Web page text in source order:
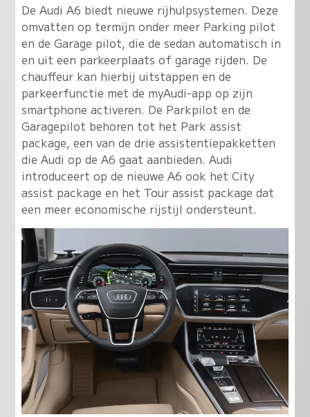
De Audi A6 biedt nieuwe rijhulpsystemen. Deze
omvatten op termijn onder meer Parking pilot
en de Garage pilot, die de sedan automatisch in
en uit een parkeerplaats of garage rijden. De
chauffeur kan hierbij uitstappen en de
parkeerfunctie met de myAudi-app op zijn
smartphone activeren. De Parkpilot en de
Garagepilot behoren tot het Park assist
package, een van de drie assistentiepakketten
die Audi op de A6 gaat aanbieden. Audi
introduceert op de nieuwe A6 ook het City
assist package en het Tour assist package dat
een meer economische rijstijl ondersteunt.